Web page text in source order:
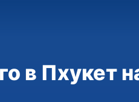
в Пхукет